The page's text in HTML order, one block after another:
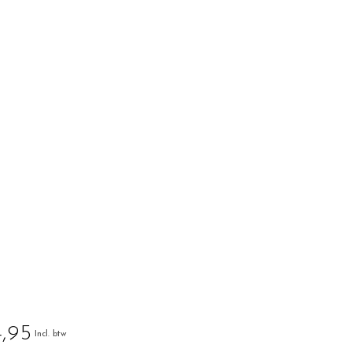
Incl. btw